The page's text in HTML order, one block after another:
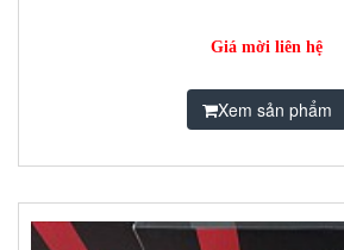
Giá mời liên hệ
Xem sản phẩm